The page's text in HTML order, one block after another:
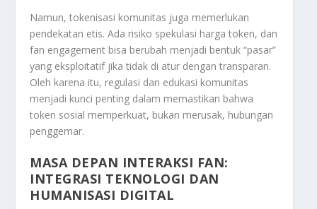
Namun, tokenisasi komunitas juga memerlukan
pendekatan etis. Ada risiko spekulasi harga token, dan
fan engagement bisa berubah menjadi bentuk “pasar”
yang eksploitatif jika tidak di atur dengan transparan.
Oleh karena itu, regulasi dan edukasi komunitas
menjadi kunci penting dalam memastikan bahwa
token sosial memperkuat, bukan merusak, hubungan
penggemar.
MASA DEPAN INTERAKSI FAN:
INTEGRASI TEKNOLOGI DAN
HUMANISASI DIGITAL